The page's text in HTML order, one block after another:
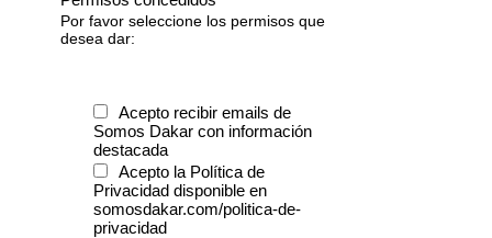
Por favor seleccione los permisos que
desea dar:
Acepto recibir emails de
Somos Dakar con información
destacada
Acepto la Política de
Privacidad disponible en
somosdakar.com/politica-de-
privacidad